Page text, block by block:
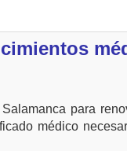
para
médico